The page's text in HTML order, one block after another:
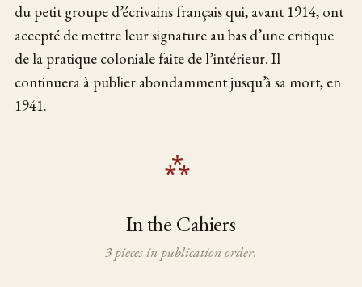
du petit groupe d’écrivains français qui, avant 1914, ont
accepté de mettre leur signature au bas d’une critique
de la pratique coloniale faite de l’intérieur. Il
continuera à publier abondamment jusqu’à sa mort, en
1941.
In the Cahiers
3 pieces in publication order.